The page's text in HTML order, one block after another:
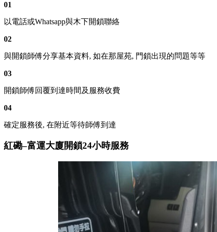
01
以電話或Whatsapp與木下開鎖聯絡
02
與開鎖師傅分享基本資料, 如在那屋苑, 門鎖出現的問題等等
03
開鎖師傅回覆到達時間及服務收費
04
確定服務後, 在附近等待師傅到達
紅磡–富運大廈開鎖24小時服務